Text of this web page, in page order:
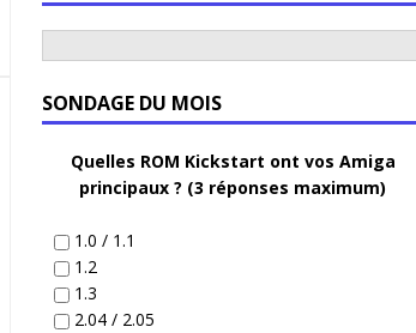
SONDAGE DU MOIS
Quelles ROM Kickstart ont vos Amiga
principaux ? (3 réponses maximum)
1.0 / 1.1
1.2
1.3
2.04 / 2.05